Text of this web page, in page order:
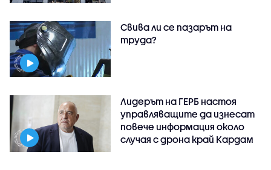
Свива ли се пазарът на
труда?
Лидерът на ГЕРБ настоя
управляващите да изнесат
повече информация около
случая с дрона край Кардам